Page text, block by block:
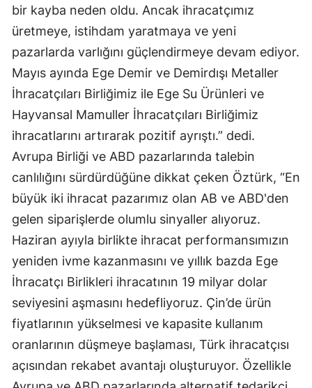
bir kayba neden oldu. Ancak ihracatçımız
üretmeye, istihdam yaratmaya ve yeni
pazarlarda varlığını güçlendirmeye devam ediyor.
Mayıs ayında Ege Demir ve Demirdışı Metaller
İhracatçıları Birliğimiz ile Ege Su Ürünleri ve
Hayvansal Mamuller İhracatçıları Birliğimiz
ihracatlarını artırarak pozitif ayrıştı.” dedi.
Avrupa Birliği ve ABD pazarlarında talebin
canlılığını sürdürdüğüne dikkat çeken Öztürk, “En
büyük iki ihracat pazarımız olan AB ve ABD'den
gelen siparişlerde olumlu sinyaller alıyoruz.
Haziran ayıyla birlikte ihracat performansımızın
yeniden ivme kazanmasını ve yıllık bazda Ege
İhracatçı Birlikleri ihracatının 19 milyar dolar
seviyesini aşmasını hedefliyoruz. Çin’de ürün
fiyatlarının yükselmesi ve kapasite kullanım
oranlarının düşmeye başlaması, Türk ihracatçısı
açısından rekabet avantajı oluşturuyor. Özellikle